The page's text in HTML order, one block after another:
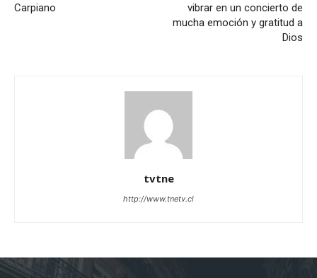
Carpiano
vibrar en un concierto de
mucha emoción y gratitud a
Dios
tvtne
http://www.tnetv.cl